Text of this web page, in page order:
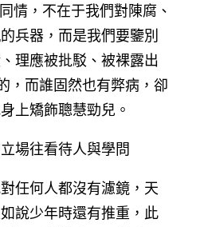
情，不在于我們對陳腐、
兵器，而是我們要鑒別
理應被批駁、被裸露出
，而誰固然也有弊病，卻
上矯飾聰慧勁兒。
場往看待人與學問
任何人都沒有濾鏡，天
說少年時還有推重，此